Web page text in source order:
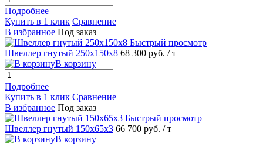
Подробнее
Купить в 1 клик Сравнение
В избранное Под заказ
Быстрый просмотр
Швеллер гнутый 250х150х8 68 300 руб. / т
В корзину
Подробнее
Купить в 1 клик Сравнение
В избранное Под заказ
Быстрый просмотр
Швеллер гнутый 150х65х3 66 700 руб. / т
В корзину